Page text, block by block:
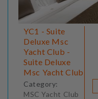
YC1 - Suite
Deluxe Msc
Yacht Club -
Suite Deluxe
Msc Yacht Club
Category:
MSC Yacht Club